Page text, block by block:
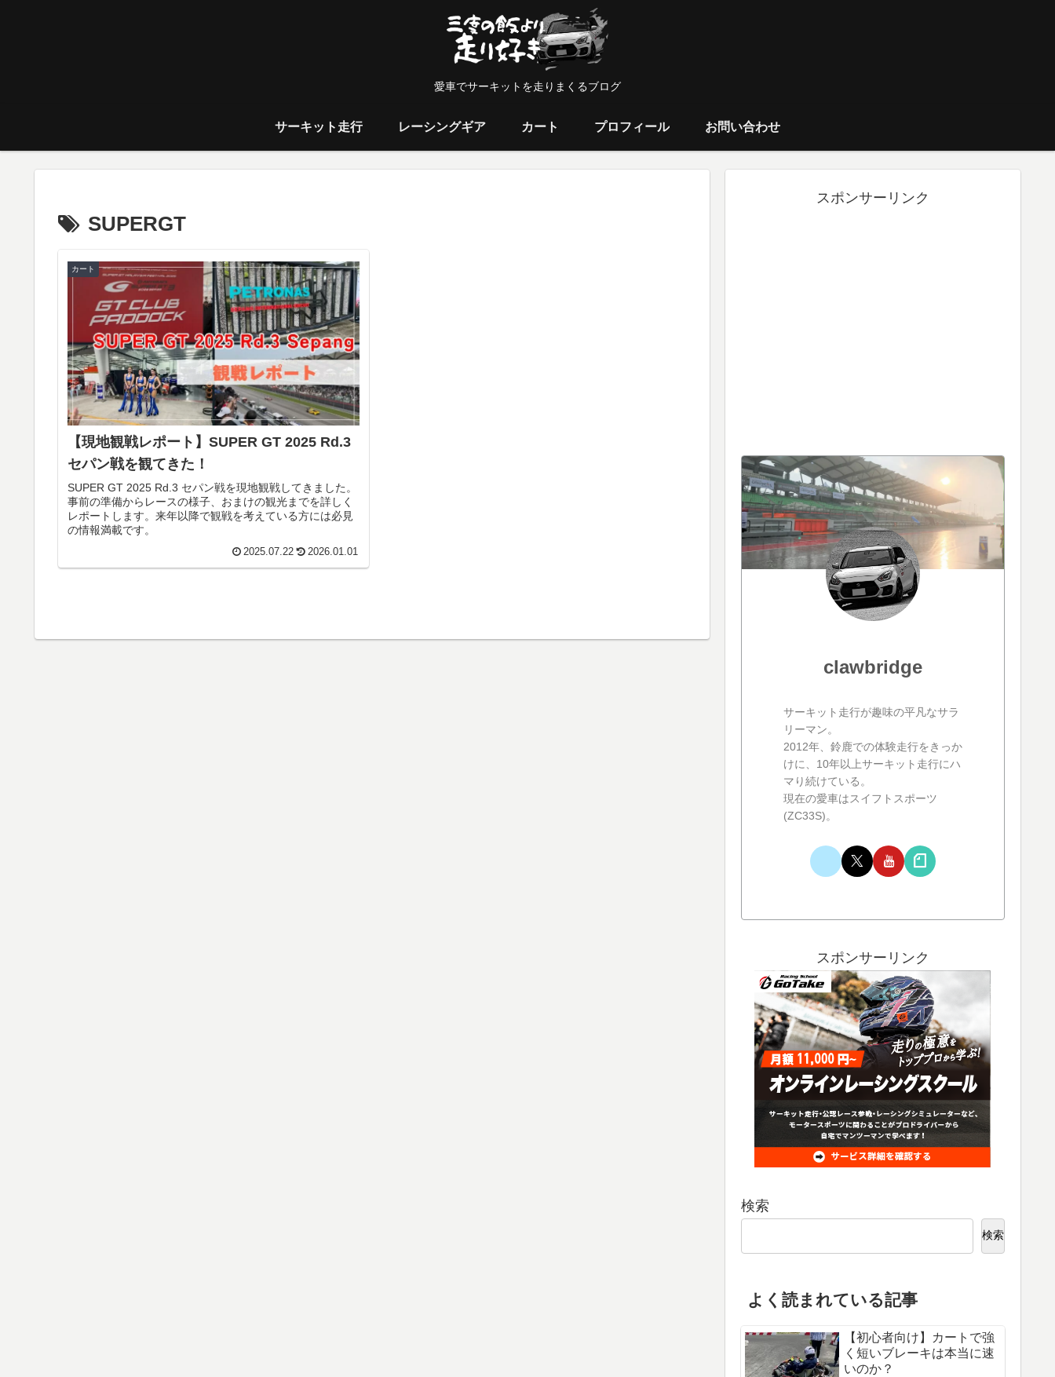
愛車でサーキットを走りまくるブログ
サーキット走行 レーシングギア カート プロフィール お問い合わせ
SUPERGT
カート
【現地観戦レポート】SUPER GT 2025 Rd.3
セパン戦を観てきた！
SUPER GT 2025 Rd.3 セパン戦を現地観戦してきました。
事前の準備からレースの様子、おまけの観光までを詳しく
レポートします。来年以降で観戦を考えている方には必見
の情報満載です。
2025.07.22 2026.01.01
スポンサーリンク
clawbridge
サーキット走行が趣味の平凡なサラ
リーマン。
2012年、鈴鹿での体験走行をきっか
けに、10年以上サーキット走行にハ
マり続けている。
現在の愛車はスイフトスポーツ
(ZC33S)。
スポンサーリンク
検索
検索
よく読まれている記事
【初心者向け】カートで強
く短いブレーキは本当に速
いのか？